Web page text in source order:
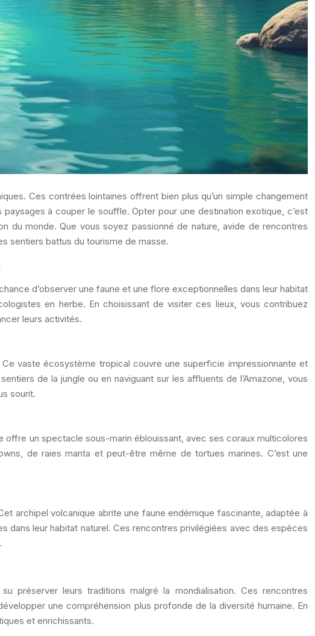
Ces contrées lointaines offrent bien plus qu’un simple changement
à couper le souffle. Opter pour une destination exotique, c’est
du monde. Que vous soyez passionné de nature, avide de rencontres
sentiers battus du tourisme de masse.
d’observer une faune et une flore exceptionnelles dans leur habitat
en herbe. En choisissant de visiter ces lieux, vous contribuez
leurs activités.
vaste écosystème tropical couvre une superficie impressionnante et
de la jungle ou en naviguant sur les affluents de l’Amazone, vous
sourit.
offre un spectacle sous-marin éblouissant, avec ses coraux multicolores
de raies manta et peut-être même de tortues marines. C’est une
archipel volcanique abrite une faune endémique fascinante, adaptée à
dans leur habitat naturel. Ces rencontres privilégiées avec des espèces
préserver leurs traditions malgré la mondialisation. Ces rencontres
une compréhension plus profonde de la diversité humaine. En
et enrichissants.